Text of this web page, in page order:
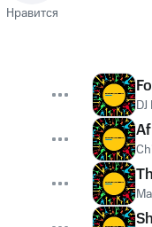
Нравится